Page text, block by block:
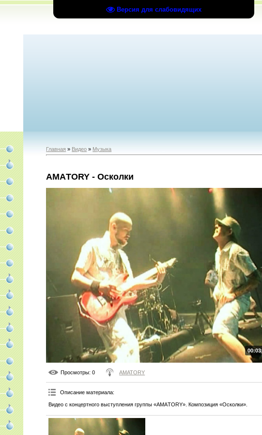
Версия для слабовидящих
Главная » Видео » Музыка
АМAТОRY - Осколки
Просмотры: 0 AMATORY
Описание материала:
Видео с концертного выступления группы «АМAТОRY». Композиция «Осколки».